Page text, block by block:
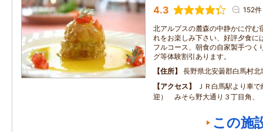
4.3 152件
北アルプスの麓森の中静かに佇む
れをお楽しみ下さい、好評夕食に
フルコース、朝食の自家製手つく
グ等体験割引あります。
住所
長野県北安曇郡白馬村
アクセス
ＪＲ白馬駅より車
迎） みそら野大通り３丁目角、
この施